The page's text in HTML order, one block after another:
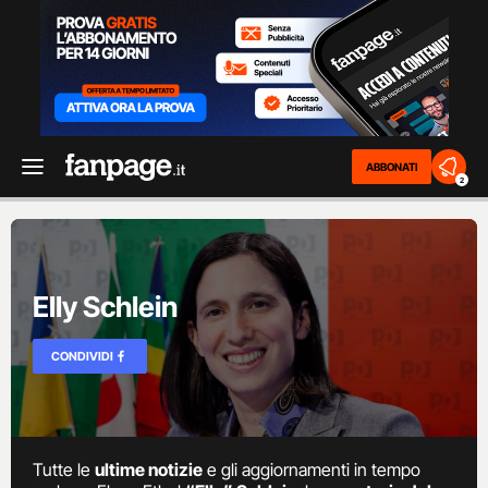
ABBONATI
2
Elly Schlein
CONDIVIDI
Tutte le ultime notizie e gli aggiornamenti in tempo